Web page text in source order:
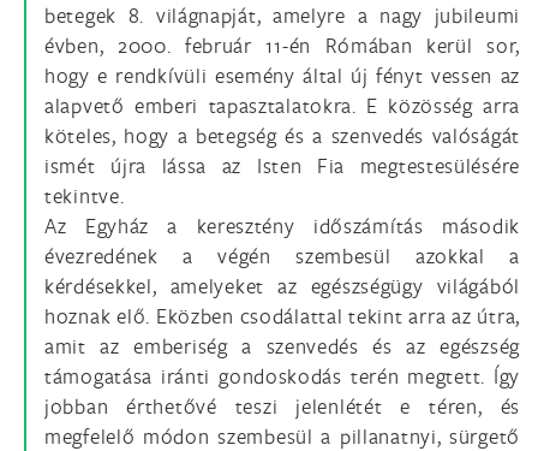
betegek 8. világnapját, amelyre a nagy jubileumi
évben, 2000. február 11-én Rómában kerül sor,
hogy e rendkívüli esemény által új fényt vessen az
alapvető emberi tapasztalatokra. E közösség arra
köteles, hogy a betegség és a szenvedés valóságát
ismét újra lássa az Isten Fia megtestesülésére
tekintve.
Az Egyház a keresztény időszámítás második
évezredének a végén szembesül azokkal a
kérdésekkel, amelyeket az egészségügy világából
hoznak elő. Eközben csodálattal tekint arra az útra,
amit az emberiség a szenvedés és az egészség
támogatása iránti gondoskodás terén megtett. Így
jobban érthetővé teszi jelenlétét e téren, és
megfelelő módon szembesül a pillanatnyi, sürgető